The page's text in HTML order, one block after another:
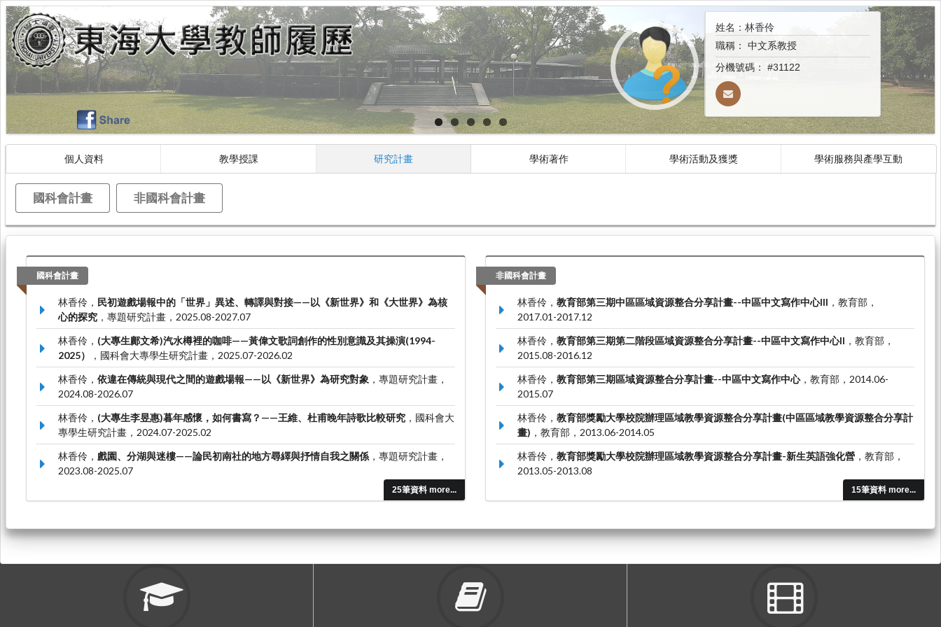
姓名：林香伶
職稱： 中文系教授
分機號碼： #31122
個人資料 教學授課 研究計畫 學術著作 學術活動及獲獎 學術服務與產學互動
國科會計畫 非國科會計畫
國科會計畫
25筆資料 more...
林香伶， 民初遊戲場報中的「世界」異述、轉譯與對接——以《新世界》和《大世界》為核
心的探究 ，專題研究計畫，2025.08-2027.07
林香伶， (大專生鄺文希)汽水樽裡的咖啡——黃偉文歌詞創作的性別意識及其操演(1994-
2025）
，國科會大專學生研究計畫，2025.07-2026.02
林香伶， 依違在傳統與現代之間的遊戲場報——以《新世界》為研究對象 ，專題研究計畫，
2024.08-2026.07
林香伶， (大專生李昱惠)暮年感懷，如何書寫？——王維、杜甫晚年詩歌比較研究 ，國科會大
專學生研究計畫，2024.07-2025.02
林香伶， 戲園、分湖與迷樓——論民初南社的地方尋繹與抒情自我之關係 ，專題研究計畫，
2023.08-2025.07
非國科會計畫
15筆資料 more...
林香伶， 教育部第三期中區區域資源整合分享計畫--中區中文寫作中心III ，教育部，
2017.01-2017.12
林香伶， 教育部第三期第二階段區域資源整合分享計畫--中區中文寫作中心II ，教育部，
2015.08-2016.12
林香伶， 教育部第三期區域資源整合分享計畫--中區中文寫作中心，教育部，2014.06-
2015.07
林香伶， 教育部獎勵大學校院辦理區域教學資源整合分享計畫(中區區域教學資源整合分享計
畫) ，教育部，2013.06-2014.05
林香伶， 教育部獎勵大學校院辦理區域教學資源整合分享計畫-新生英語強化營 ，教育部，
2013.05-2013.08